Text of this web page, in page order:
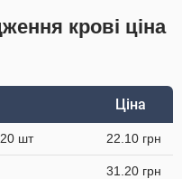
крові ціна
Ціна
20 шт 22.10 грн
31.20 грн